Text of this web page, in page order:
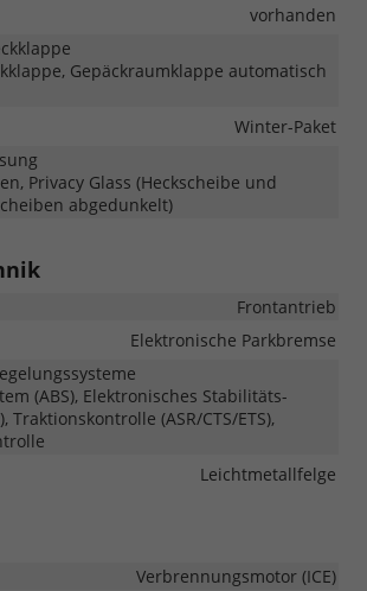
vorhanden
Gepäckraumklappe automatisch
Winter-Paket
Privacy Glass (Heckscheibe und
abgedunkelt)
Frontantrieb
Elektronische Parkbremse
(ABS), Elektronisches Stabilitäts-
Traktionskontrolle (ASR/CTS/ETS),
Leichtmetallfelge
Verbrennungsmotor (ICE)